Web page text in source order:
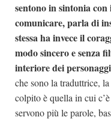
sentono in sintonia
comunicare, parla di
stessa ha invece il
modo sincero e senza
interiore dei
che sono la traduttrice,
colpito è quella in cui
servono più le parole,